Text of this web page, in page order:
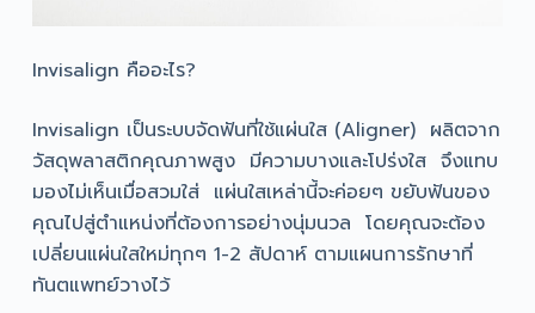
Invisalign คืออะไร?
Invisalign เป็นระบบจัดฟันที่ใช้แผ่นใส (Aligner) ผลิตจาก
วัสดุพลาสติกคุณภาพสูง มีความบางและโปร่งใส จึงแทบ
มองไม่เห็นเมื่อสวมใส่ แผ่นใสเหล่านี้จะค่อยๆ ขยับฟันของ
คุณไปสู่ตำแหน่งที่ต้องการอย่างนุ่มนวล โดยคุณจะต้อง
เปลี่ยนแผ่นใสใหม่ทุกๆ 1-2 สัปดาห์ ตามแผนการรักษาที่
ทันตแพทย์วางไว้